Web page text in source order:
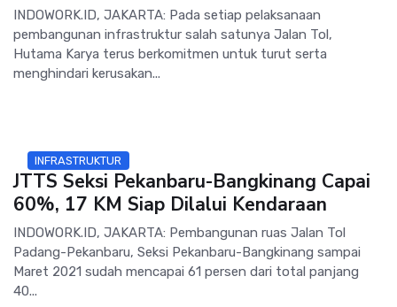
INDOWORK.ID, JAKARTA: Pada setiap pelaksanaan
pembangunan infrastruktur salah satunya Jalan Tol,
Hutama Karya terus berkomitmen untuk turut serta
menghindari kerusakan...
INFRASTRUKTUR
JTTS Seksi Pekanbaru-Bangkinang Capai
60%, 17 KM Siap Dilalui Kendaraan
INDOWORK.ID, JAKARTA: Pembangunan ruas Jalan Tol
Padang-Pekanbaru, Seksi Pekanbaru-Bangkinang sampai
Maret 2021 sudah mencapai 61 persen dari total panjang
40...